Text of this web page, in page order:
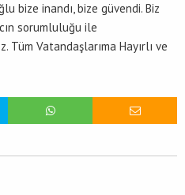
bize inandı, bize güvendi. Biz
sorumluluğu ile
Tüm Vatandaşlarıma Hayırlı ve